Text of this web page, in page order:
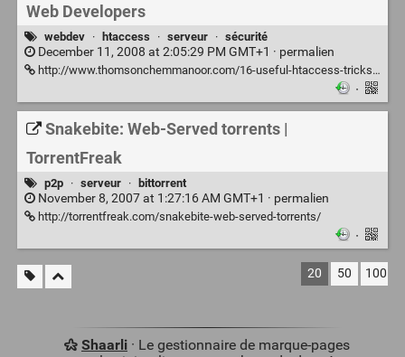
Web Developers
webdev · htaccess · serveur · sécurité
December 11, 2008 at 2:05:29 PM GMT+1 · permalien
http://www.thomsonchemmanoor.com/16-useful-htaccess-tricks-and-hacks-for-web-developers.html
·
Snakebite: Web-Served torrents |
TorrentFreak
p2p · serveur · bittorrent
November 8, 2007 at 1:27:16 AM GMT+1 · permalien
http://torrentfreak.com/snakebite-web-served-torrents/
·
20 50 100
Shaarli· Le gestionnaire de marque-pages